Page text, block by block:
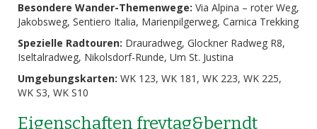
Besondere Wander-Themenwege: Via Alpina – roter Weg,
Jakobsweg, Sentiero Italia, Marienpilgerweg, Carnica Trekking
Spezielle Radtouren: Drauradweg, Glockner Radweg R8,
Iseltalradweg, Nikolsdorf-Runde, Um St. Justina
Umgebungskarten: WK 123, WK 181, WK 223, WK 225,
WK S3, WK S10
Eigenschaften freytag&berndt